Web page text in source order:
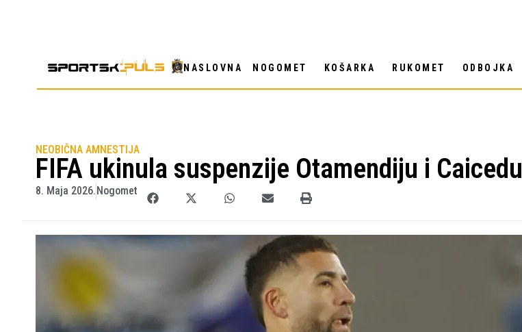
NASLOVNA NOGOMET KOŠARKA RUKOMET ODBOJKA
NEOBIČNA AMNESTIJA
FIFA ukinula suspenzije Otamendiju i Caicedu
8. Maja 2026.Nogomet